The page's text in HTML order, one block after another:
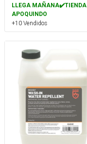
LLEGA MAÑANA✔️TIENDA
APOQUINDO
+10 Vendidos